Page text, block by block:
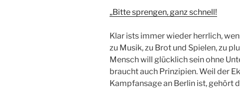
„Bitte sprengen, ganz schnell!
Klar ists immer wieder herrlich,
zu Musik, zu Brot und Spielen, zu
Mensch will glücklich sein ohne
braucht auch Prinzipien. Weil der
Kampfansage an Berlin ist, gehört